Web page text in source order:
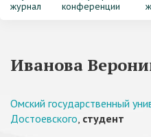
журнал
конференции
Иванова
Омский государственный
Достоевского, студент